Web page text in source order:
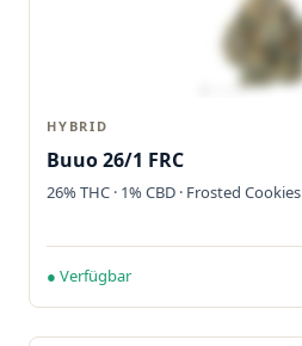
HYBRID
Buuo 26/1 FRC
26% THC · 1% CBD · Frosted Cookies
● Verfügbar